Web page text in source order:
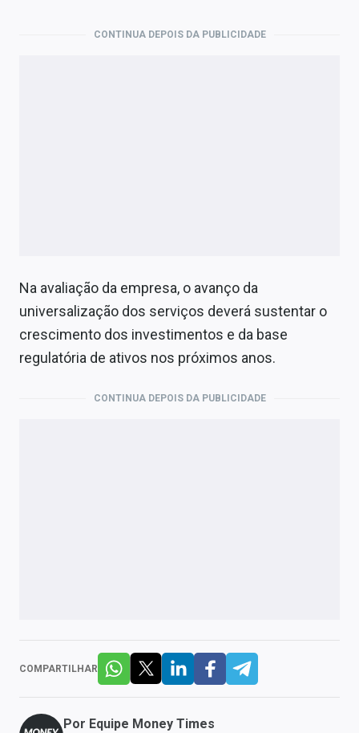
CONTINUA DEPOIS DA PUBLICIDADE
Na avaliação da empresa, o avanço da
universalização dos serviços deverá sustentar o
crescimento dos investimentos e da base
regulatória de ativos nos próximos anos.
CONTINUA DEPOIS DA PUBLICIDADE
COMPARTILHAR
Por Equipe Money Times